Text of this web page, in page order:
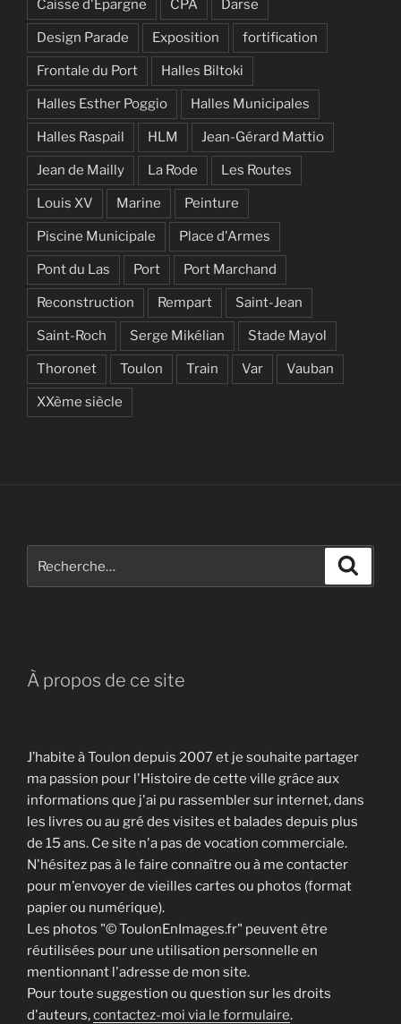
Caisse d'Epargne CPA Darse
Design Parade Exposition fortification
Frontale du Port Halles Biltoki
Halles Esther Poggio Halles Municipales
Halles Raspail HLM Jean-Gérard Mattio
Jean de Mailly La Rode Les Routes
Louis XV Marine Peinture
Piscine Municipale Place d'Armes
Pont du Las Port Port Marchand
Reconstruction Rempart Saint-Jean
Saint-Roch Serge Mikélian Stade Mayol
Thoronet Toulon Train Var Vauban
XXème siècle
pour
À propos de ce site
J’habite à Toulon depuis 2007 et je souhaite partager
ma passion pour l'Histoire de cette ville grâce aux
informations que j'ai pu rassembler sur internet, dans
les livres ou au gré des visites et balades depuis plus
de 15 ans. Ce site n'a pas de vocation commerciale.
N'hésitez pas à le faire connaître ou à me contacter
pour m'envoyer de vieilles cartes ou photos (format
papier ou numérique).
Les photos "© ToulonEnImages.fr" peuvent être
réutilisées pour une utilisation personnelle en
mentionnant l'adresse de mon site.
Pour toute suggestion ou question sur les droits
d'auteurs,contactez-moi via le formulaire.